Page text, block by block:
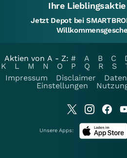
Ihre
Jetzt Depot bei
Aktien von A - Z: # A B C
K
L M N O P Q R S
Impressum
Disclaimer
Einstellungen
Unsere Apps: